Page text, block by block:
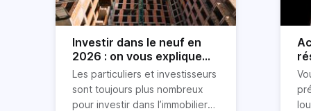
Investir dans le neuf en
2026 : on vous explique
tout !
Les particuliers et investisseurs
sont toujours plus nombreux
pour investir dans l’immobilier